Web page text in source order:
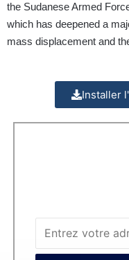
the Sudanese Armed
which has deepened a
mass displacement and
Installer